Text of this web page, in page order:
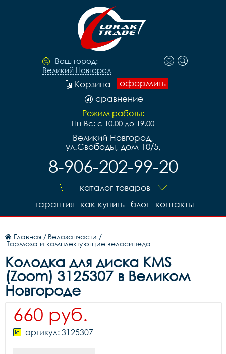
Ваш город:
Великий Новгород
оформить
Корзина
сравнение
Режим работы:
Пн-Вс: с 10.00 до 19.00
Великий Новгород,
ул.Свободы, дом 10/5,
8-906-202-99-20
каталог товаров
контакты
блог
как купить
гарантия
Главная / Велозапчасти /
Тормоза и комплектующие велосипеда
Колодка для диска KMS
(Zoom) 3125307 в Великом
Новгороде
660 руб.
артикул: 3125307